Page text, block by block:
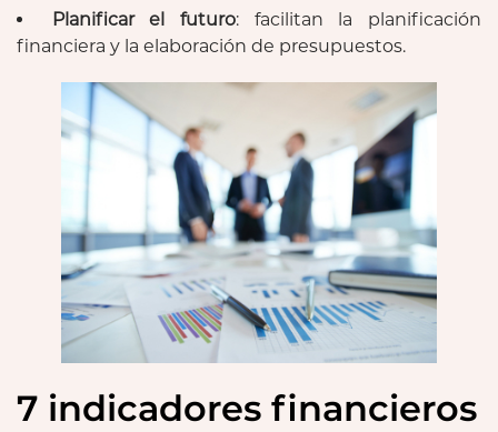
Planificar el futuro: facilitan la planificación
financiera y la elaboración de presupuestos.
7 indicadores financieros